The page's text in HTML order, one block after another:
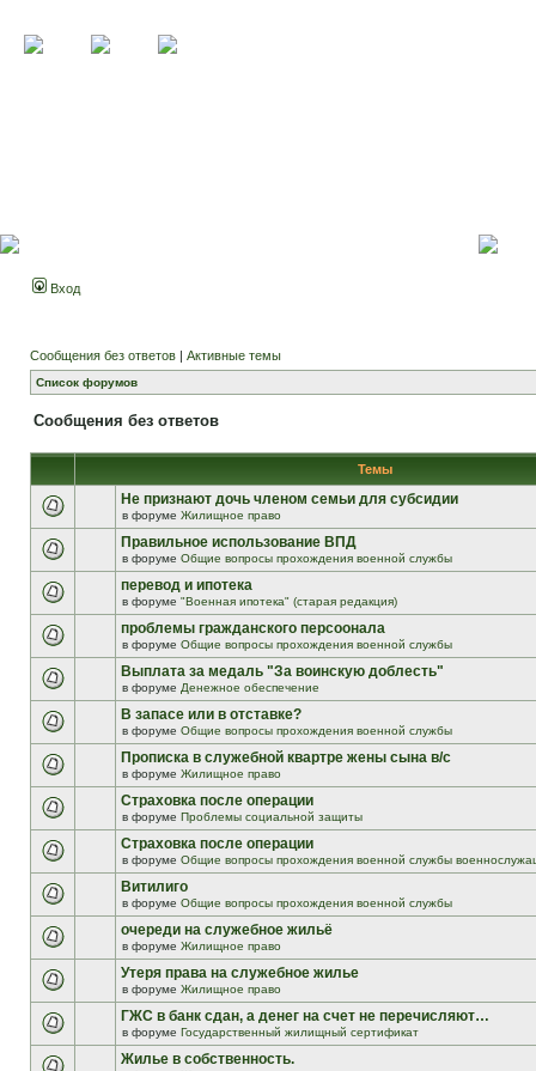
Вход
Сообщения без ответов | Активные темы
Список форумов
Сообщения без ответов
Темы
Не признают дочь членом семьи для субсидии
в форуме Жилищное право
Правильное использование ВПД
в форуме Общие вопросы прохождения военной службы
перевод и ипотека
в форуме "Военная ипотека" (старая редакция)
проблемы гражданского персоонала
в форуме Общие вопросы прохождения военной службы
Выплата за медаль "За воинскую доблесть"
в форуме Денежное обеспечение
В запасе или в отставке?
в форуме Общие вопросы прохождения военной службы
Прописка в служебной квартре жены сына в/с
в форуме Жилищное право
Страховка после операции
в форуме Проблемы социальной защиты
Страховка после операции
в форуме Общие вопросы прохождения военной службы
Витилиго
в форуме Общие вопросы прохождения военной службы
очереди на служебное жильё
в форуме Жилищное право
Утеря права на служебное жилье
в форуме Жилищное право
ГЖС в банк сдан, а денег на счет не перечисляют…
в форуме Государственный жилищный сертификат
Жилье в собственность.